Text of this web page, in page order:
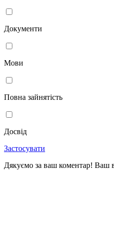
Документи
Мови
Повна зайнятість
Досвід
Застосувати
Дякуємо за ваш коментар! Ваш